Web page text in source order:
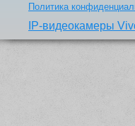
Политика
IP-видеокамеры